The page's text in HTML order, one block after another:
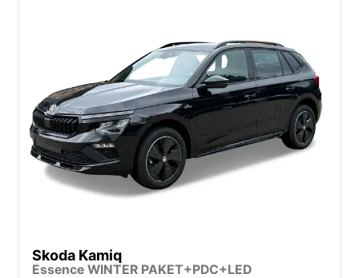
Skoda Kamiq
Essence WINTER PAKET+PDC+LED